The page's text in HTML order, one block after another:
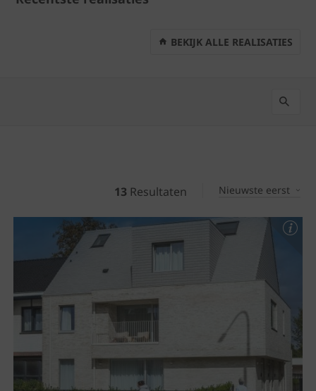
BEKIJK ALLE REALISATIES
13 Resultaten Nieuwste eerst